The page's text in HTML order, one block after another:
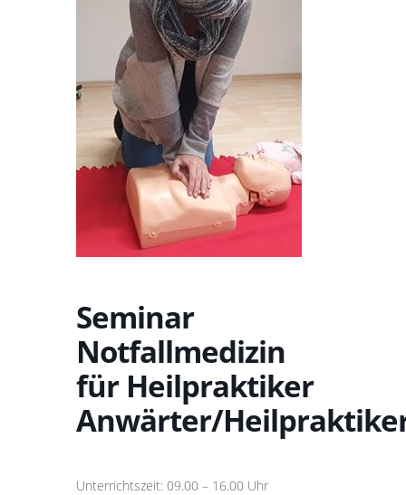
Seminar
Notfallmedizin
für Heilpraktiker
Anwärter/
Unterrichtszeit: 09.00 – 16.00 Uhr